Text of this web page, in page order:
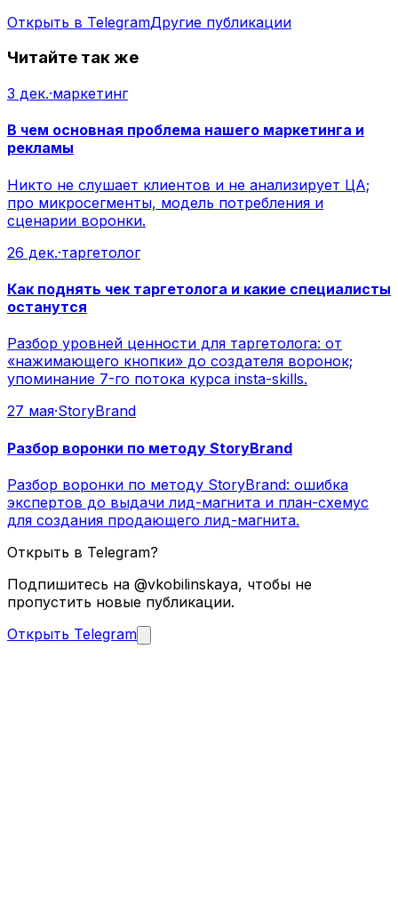
Открыть в TelegramДругие публикации
Читайте так же
3 дек.·маркетинг
В чем основная проблема нашего маркетинга и
рекламы
Никто не слушает клиентов и не анализирует ЦА;
про микросегменты, модель потребления и
сценарии воронки.
26 дек.·таргетолог
Как поднять чек таргетолога и какие специалисты
останутся
Разбор уровней ценности для таргетолога: от
«нажимающего кнопки» до создателя воронок;
упоминание 7-го потока курса insta-skills.
27 мая·StoryBrand
Разбор воронки по методу StoryBrand
Разбор воронки по методу StoryBrand: ошибка
экспертов до выдачи лид-магнита и план-схемус
для создания продающего лид-магнита.
Открыть в Telegram?
Подпишитесь на @vkobilinskaya, чтобы не
пропустить новые публикации.
Открыть Telegram